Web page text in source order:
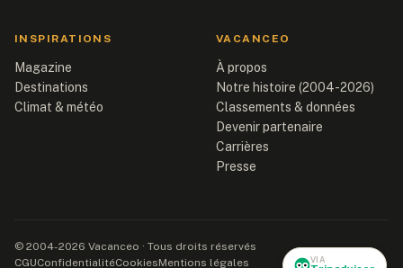
VIA
INSPIRATIONS
Magazine
Destinations
Climat & météo
VACANCEO
À propos
Notre histoire (2004-2026)
Classements & données
Devenir partenaire
Carrières
Presse
© 2004-2026 Vacanceo · Tous droits réservés
CGUConfidentialitéCookiesMentions légales